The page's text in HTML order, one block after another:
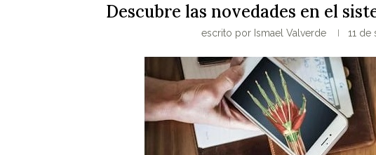
Descubre las novedades en el
escrito por Ismael Valverde 11 de